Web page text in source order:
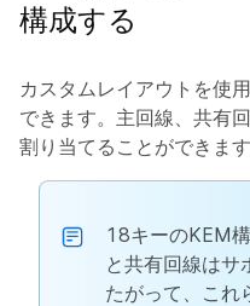
構成する
カスタムレイアウトを使
できます。主回線、共有
割り当てることができます
18キーのKEM
と共有回線はサ
たがって、これ